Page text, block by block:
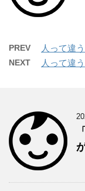
PREV 人って違
NEXT 人って違